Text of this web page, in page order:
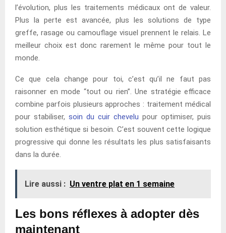
l’évolution, plus les traitements médicaux ont de valeur.
Plus la perte est avancée, plus les solutions de type
greffe, rasage ou camouflage visuel prennent le relais. Le
meilleur choix est donc rarement le même pour tout le
monde.
Ce que cela change pour toi, c’est qu’il ne faut pas
raisonner en mode “tout ou rien”. Une stratégie efficace
combine parfois plusieurs approches : traitement médical
pour stabiliser, soin du cuir chevelu pour optimiser, puis
solution esthétique si besoin. C’est souvent cette logique
progressive qui donne les résultats les plus satisfaisants
dans la durée.
Lire aussi : Un ventre plat en 1 semaine
Les bons réflexes à adopter dès
maintenant